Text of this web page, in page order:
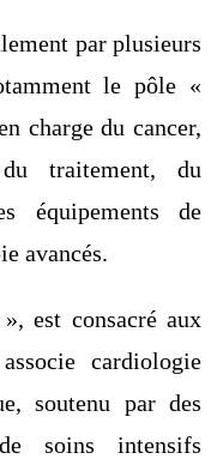
par plusieurs
le pôle «
charge du cancer,
traitement, du
équipements de
avancés.
est consacré aux
cardiologie
soutenu par des
soins intensifs